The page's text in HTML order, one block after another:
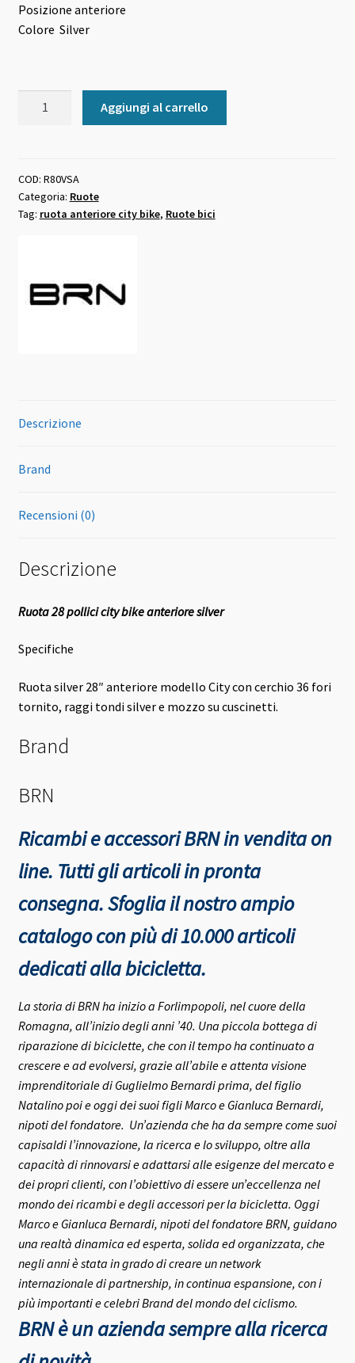
48,00 €.
Posizione anteriore
Colore Silver
bike
anteriore
silver
Aggiungi al carrello
COD: R80VSA
Categoria: Ruote
Tag: ruota anteriore city bike, Ruote bici
Descrizione
Brand
Recensioni (0)
Descrizione
Ruota 28 pollici city bike anteriore silver
Specifiche
Ruota silver 28″ anteriore modello City con cerchio 36 fori
tornito, raggi tondi silver e mozzo su cuscinetti.
Brand
BRN
Ricambi e accessori BRN in vendita on
line. Tutti gli articoli in pronta
consegna.Sfoglia il nostro ampio
catalogo con più di 10.000 articoli
dedicati alla bicicletta.
La storia di BRN ha inizio a Forlimpopoli, nel cuore della
Romagna, all’inizio degli anni ’40. Una piccola bottega di
riparazione di biciclette, che con il tempo ha continuato a
crescere e ad evolversi, grazie all’abile e attenta visione
imprenditoriale di Guglielmo Bernardi prima, del figlio
Natalino poi e oggi dei suoi figli Marco e Gianluca Bernardi,
nipoti del fondatore. Un’azienda che ha da sempre come suoi
capisaldi l’innovazione, la ricerca e lo sviluppo, oltre alla
capacità di rinnovarsi e adattarsi alle esigenze del mercato e
dei propri clienti, con l’obiettivo di essere un’eccellenza nel
mondo dei ricambi e degli accessori per la bicicletta. Oggi
Marco e Gianluca Bernardi, nipoti del fondatore BRN, guidano
una realtà dinamica ed esperta, solida ed organizzata, che
negli anni è stata in grado di creare un network
internazionale di partnership, in continua espansione, con i
più importanti e celebri Brand del mondo del ciclismo.
BRN è un azienda sempre alla ricerca